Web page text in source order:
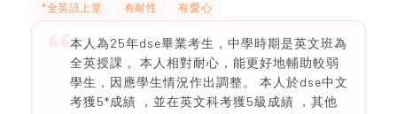
*全英語上堂 有耐性 有愛心
本人為25年dse畢業考生，中學時期是英文班為
全英授課 。本人相對耐心，能更好地輔助較弱
學生，因應學生情況作出調整。 本人於dse中文
考獲5*成績 ，並在英文科考獲5級成績 ，其他